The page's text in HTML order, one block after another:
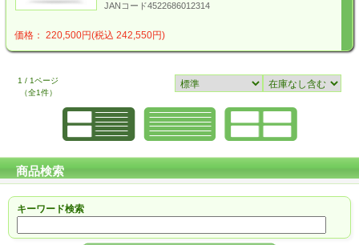
JANコード4522686012314
価格： 220,500円(税込 242,550円)
1 / 1ページ
（全1件）
商品検索
キーワード検索